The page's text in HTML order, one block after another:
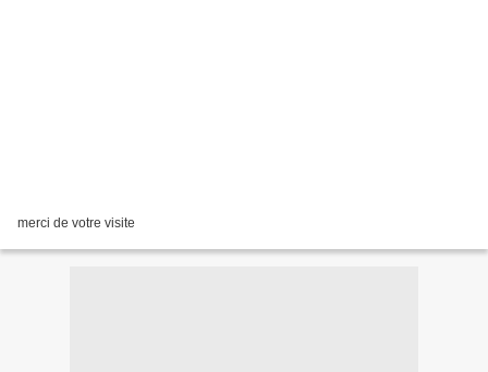
merci de votre visite